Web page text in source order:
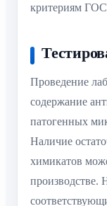
критериям
Проведение
содержание
патогенных
Наличие
химикатов
производстве.